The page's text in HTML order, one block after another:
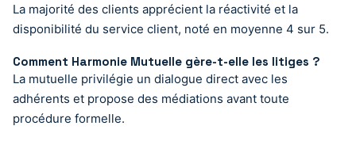
La majorité des clients apprécient la réactivité et la
disponibilité du service client, noté en moyenne 4 sur 5.
Comment Harmonie Mutuelle gère-t-elle les litiges ?
La mutuelle privilégie un dialogue direct avec les
adhérents et propose des médiations avant toute
procédure formelle.